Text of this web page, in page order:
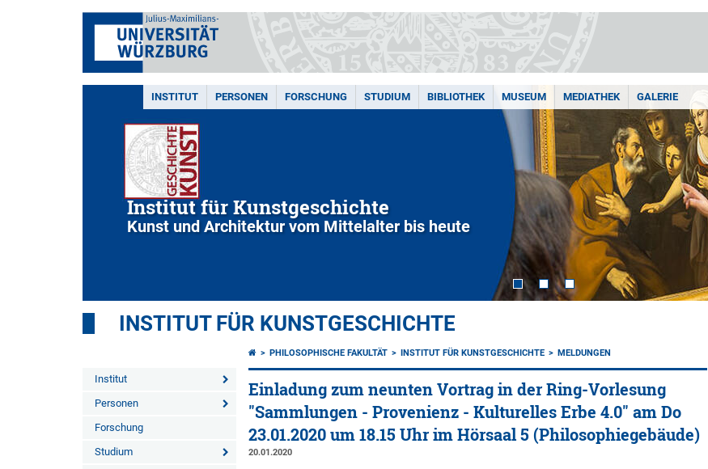
INSTITUT PERSONEN FORSCHUNG STUDIUM BIBLIOTHEK MUSEUM MEDIATHEK GALERIE
Institut für Kunstgeschichte
Kunst und Architektur vom Mittelalter bis heute
INSTITUT FÜR KUNSTGESCHICHTE
Institut
Personen
Forschung
Studium
PHILOSOPHISCHE FAKULTÄT INSTITUT FÜR KUNSTGESCHICHTE MELDUNGEN
Einladung zum neunten Vortrag in der Ring-Vorlesung
"Sammlungen - Provenienz - Kulturelles Erbe 4.0" am Do
23.01.2020 um 18.15 Uhr im Hörsaal 5 (Philosophiegebäude)
20.01.2020